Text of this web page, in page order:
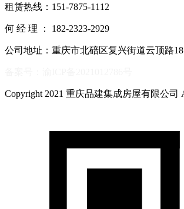
租赁热线：151-7875-1112
何 经 理 ： 182-2323-2929
公司地址：重庆市北碚区复兴街道云顶路
Copyright 2021 重庆品建集成房屋有限公司